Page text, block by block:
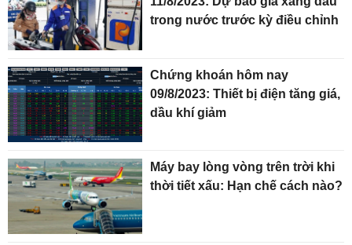
trong nước trước kỳ điều chỉnh
Chứng khoán hôm nay
09/8/2023: Thiết bị điện tăng giá,
dầu khí giảm
Máy bay lòng vòng trên trời khi
thời tiết xấu: Hạn chế cách nào?